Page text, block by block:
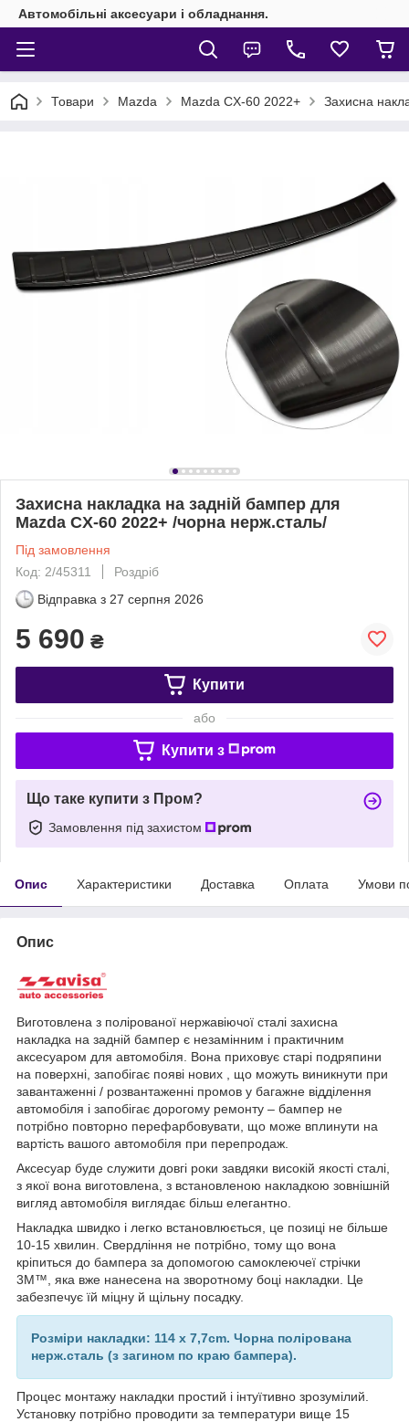
Автомобільні аксесуари і обладнання.
Товари Mazda Mazda CX-60 2022+ Захисна
Захисна накладка на задній бампер для
Mazda CX-60 2022+ /чорна нерж.сталь/
Під замовлення
Код: 2/45311
Роздріб
Відправка з 27 серпня 2026
5 690 ₴
Купити
або
Купити з
Що таке купити з Пром?
Замовлення під захистом
Опис Характеристики Доставка Оплата Умови
Опис
Виготовлена з полірованої нержавіючої сталі захисна
накладка на задній бампер є незамінним і практичним
аксесуаром для автомобіля. Вона приховує старі подряпини
на поверхні, запобігає появі нових , що можуть виникнути при
завантаженні / розвантаженні промов у багажне відділення
автомобіля і запобігає дорогому ремонту – бампер не
потрібно повторно перефарбовувати, що може вплинути на
вартість вашого автомобіля при перепродаж.
Аксесуар буде служити довгі роки завдяки високій якості сталі,
з якої вона виготовлена, з встановленою накладкою зовнішній
вигляд автомобіля виглядає більш елегантно.
Накладка швидко і легко встановлюється, це позиці не більше
10-15 хвилин. Свердління не потрібно, тому що вона
кріпиться до бампера за допомогою самоклеючеї стрічки
3M™, яка вже нанесена на зворотному боці накладки. Це
забезпечує їй міцну й щільну посадку.
Розміри накладки: 114 x 7,7cm. Чорна полірована
нерж.сталь (з загином по краю бампера).
Процес монтажу накладки простий і інтуїтивно зрозумілий.
Установку потрібно проводити за температури вище 15